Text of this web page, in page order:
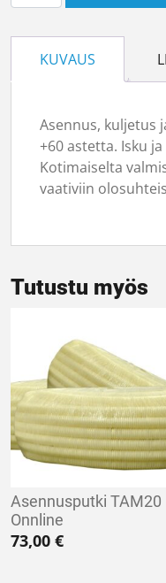
KUVAUS
Asennus, kuljetus
+60 astetta. Isku
Kotimaiselta
vaativiin
Tutustu myös
Asennusputki TAM20
Onnline
73,00 €